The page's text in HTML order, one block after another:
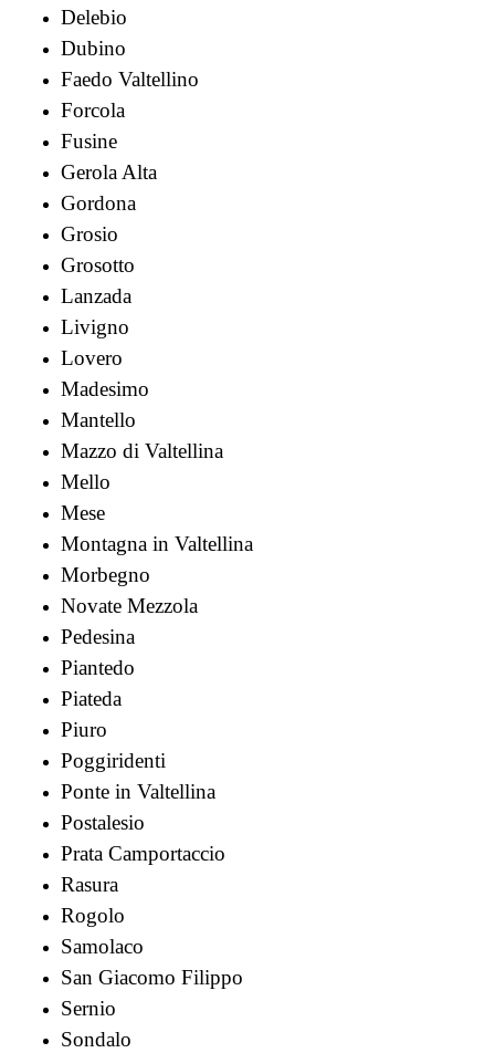
Delebio
Dubino
Faedo Valtellino
Forcola
Fusine
Gerola Alta
Gordona
Grosio
Grosotto
Lanzada
Livigno
Lovero
Madesimo
Mantello
Mazzo di Valtellina
Mello
Mese
Montagna in Valtellina
Morbegno
Novate Mezzola
Pedesina
Piantedo
Piateda
Piuro
Poggiridenti
Ponte in Valtellina
Postalesio
Prata Camportaccio
Rasura
Rogolo
Samolaco
San Giacomo Filippo
Sernio
Sondalo